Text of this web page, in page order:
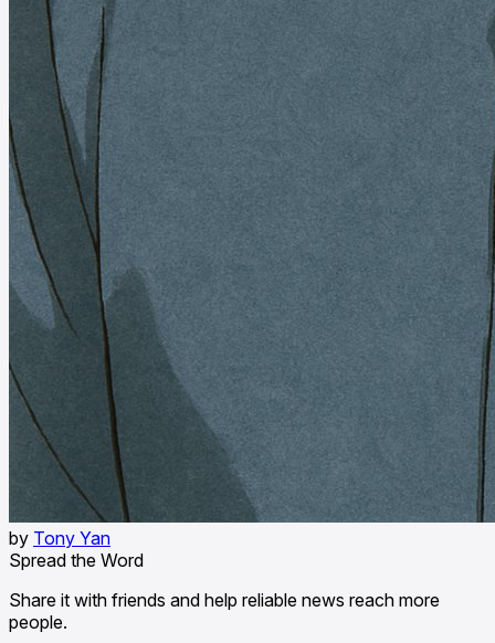
by Tony Yan
Spread the Word
Share it with friends and help reliable news reach more
people.